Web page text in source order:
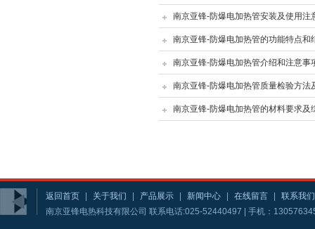
南京亚锋-防爆电加热管安装及使用注
南京亚锋-防爆电加热管的功能特点和
南京亚锋-防爆电加热管介绍和注意事
南京亚锋-防爆电加热管质量检验方法
南京亚锋-防爆电加热管的材料要求及
返回首页 关于我们 产品展示 新闻中心 在线留言
联系我们
南京亚锋电热科技有限公司 联系电话:025-52440497 | 手机：